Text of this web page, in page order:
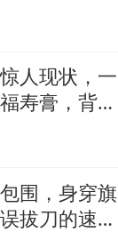
人现状，一
寿膏，背后
围，身穿旗
拔刀的速